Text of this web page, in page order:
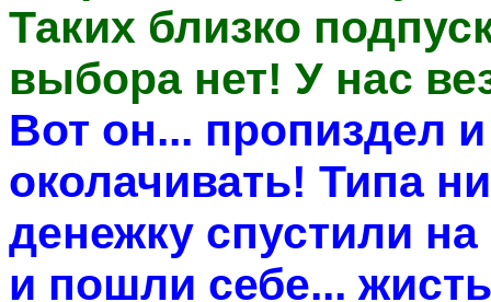
Таких близко
выбора нет! У нас
Вот он... пропиздел
околачивать! Типа
денежку спустили
и пошли себе...